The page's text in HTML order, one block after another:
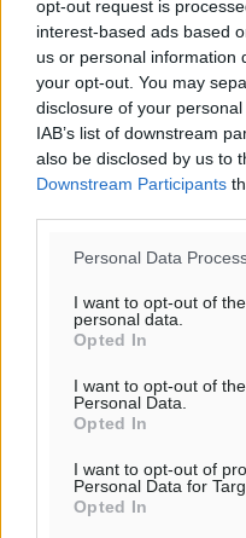
opt-out request is
interest-based ads based
us or personal information
your opt-out. You may
disclosure of your
IAB’s list of downstream
also be disclosed by us to
Downstream Participants
Personal Data
I want to opt-out of
personal data.
Opted In
I want to opt-out of
Personal Data.
Opted In
I want to opt-out of
Personal Data for
Opted In